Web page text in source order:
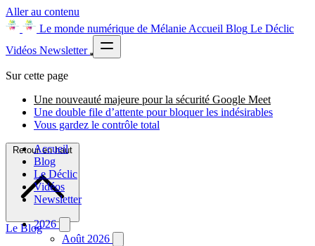
Aller au contenu
Le monde numérique de Mélanie Accueil Blog Le Déclic
Vidéos Newsletter
Accueil
Blog
Le Déclic
Vidéos
Newsletter
2026
Août 2026
Sur cette page
Une nouveauté majeure pour la sécurité Google Meet
Une double file d’attente pour bloquer les indésirables
Vous gardez le contrôle total
Retour en haut
Le Blog